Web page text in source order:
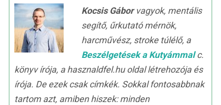
Kocsis Gáborvagyok, mentális
segítő, űrkutató mérnök,
harcművész, stroke túlélő, a
Beszélgetések a Kutyámmalc.
könyv írója, a hasznaldfel.hu oldal létrehozója és
írója. De ezek csak címkék. Sokkal fontosabbnak
tartom azt, amiben hiszek: minden